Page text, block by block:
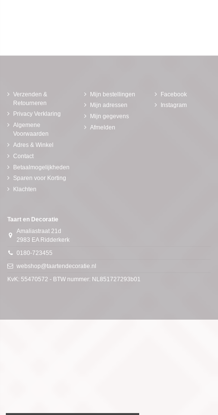
Verzenden &
Retourneren
Privacy Verklaring
Algemene
Voorwaarden
Adres & Winkel
Contact
Betaalmogelijkheden
Sparen voor Korting
Klachten
Mijn bestellingen
Mijn adressen
Mijn gegevens
Afmelden
Facebook
Instagram
Taart en Decoratie
Amaliastraat 21d
2983 EA Ridderkerk
0180-723455
webshop@taartendecoratie.nl
KvK: 55470572 - BTW nummer: NL851727293b01